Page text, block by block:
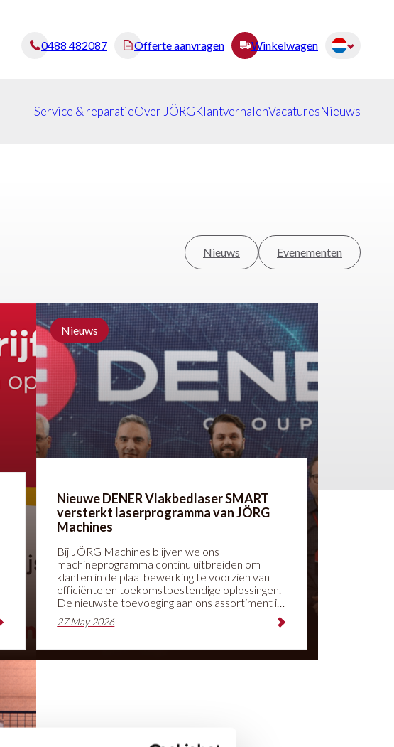
0488 482087 Offerte aanvragen Winkelwagen
Service & reparatieOver JÖRGKlantverhalenVacaturesNieuws
Nieuws Evenementen
Nieuws
Nieuwe DENER Vlakbedlaser SMART
versterkt laserprogramma van JÖRG
Machines
Bij JÖRG Machines blijven we ons
machineprogramma continu uitbreiden om
klanten in de plaatbewerking te voorzien van
efficiënte en toekomstbestendige oplossingen.
De nieuwste toevoeging aan ons assortiment is
de DENER Vlakbedlaser SMART: een krachtige
en toegankelijke vlakbedlaser voor moderne
27 May 2026